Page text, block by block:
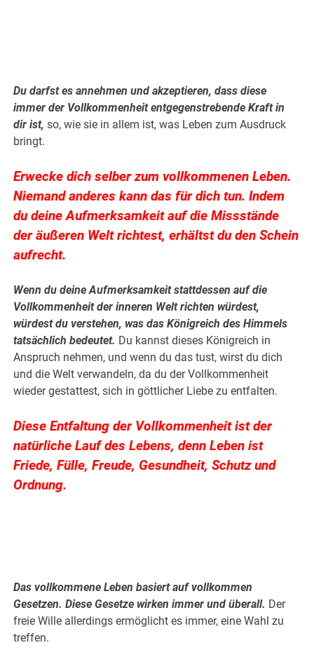
Du darfst es annehmen und akzeptieren, dass diese
immer der Vollkommenheit entgegenstrebende Kraft in
dir ist, so, wie sie in allem ist, was Leben zum Ausdruck
bringt.
Erwecke dich selber zum vollkommenen Leben.
Niemand anderes kann das für dich tun. Indem
du deine Aufmerksamkeit auf die Missstände
der äußeren Welt richtest, erhältst du den Schein
aufrecht.
Wenn du deine Aufmerksamkeit stattdessen auf die
Vollkommenheit der inneren Welt richten würdest,
würdest du verstehen, was das Königreich des Himmels
tatsächlich bedeutet. Du kannst dieses Königreich in
Anspruch nehmen, und wenn du das tust, wirst du dich
und die Welt verwandeln, da du der Vollkommenheit
wieder gestattest, sich in göttlicher Liebe zu entfalten.
Diese Entfaltung der Vollkommenheit ist der
natürliche Lauf des Lebens, denn Leben ist
Friede, Fülle, Freude, Gesundheit, Schutz und
Ordnung.
Das vollkommene Leben basiert auf vollkommen
Gesetzen. Diese Gesetze wirken immer und überall. Der
freie Wille allerdings ermöglicht es immer, eine Wahl zu
treffen.